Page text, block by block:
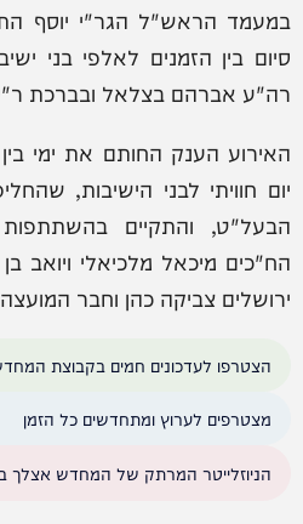
במעמד הראש"ל הגר"י יוסף
סיום בין הזמנים לאלפי בני
רה"ע אברהם בצלאל ובברכת
האירוע הענק החותם את ימי
יום חוויתי לבני הישיבות,
הבעל"ט, והתקיים
הח"כים מיכאל מלכיאלי ויואב
ירושלים צביקה כהן וחבר
הצטרפו לעדכונים חמים בקבוצת
מצטרפים לערוץ ומתחדשים כל הזמן
הניוזלייטר המרתק של המחדש אצלך